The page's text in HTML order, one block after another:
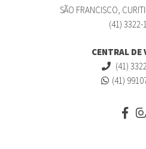
SÃO FRANCISCO,
(41) 3322-
CENTRAL DE
(41)
(41)